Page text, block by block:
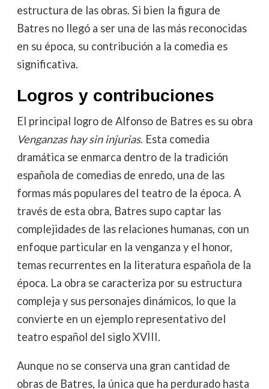
estructura de las obras. Si bien la figura de
Batres no llegó a ser una de las más reconocidas
en su época, su contribución a la comedia es
significativa.
Logros y contribuciones
El principal logro de Alfonso de Batres es su obra
Venganzas hay sin injurias. Esta comedia
dramática se enmarca dentro de la tradición
española de comedias de enredo, una de las
formas más populares del teatro de la época. A
través de esta obra, Batres supo captar las
complejidades de las relaciones humanas, con un
enfoque particular en la venganza y el honor,
temas recurrentes en la literatura española de la
época. La obra se caracteriza por su estructura
compleja y sus personajes dinámicos, lo que la
convierte en un ejemplo representativo del
teatro español del siglo XVIII.
Aunque no se conserva una gran cantidad de
obras de Batres, la única que ha perdurado hasta